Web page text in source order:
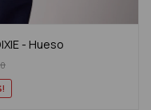
- Hueso